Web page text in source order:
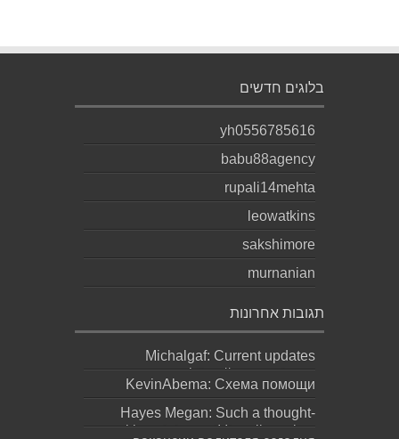
בלוגים חדשים
yh0556785616
babu88agency
rupali14mehta
leowatkins
sakshimore
murnanian
תגובות אחרונות
Michalgaf: Current updates
https://sapreqot.com...
KevinAbema: Схема помощи
зависит от состояния, стажа
употребления, проти...
Hayes Megan: Such a thought-
provoking statement! It really makes